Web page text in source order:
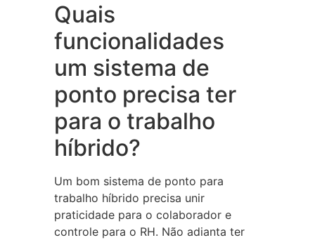
Quais
funcionalidades
um sistema de
ponto precisa ter
para o trabalho
híbrido?
Um bom sistema de ponto para
trabalho híbrido precisa unir
praticidade para o colaborador e
controle para o RH. Não adianta ter